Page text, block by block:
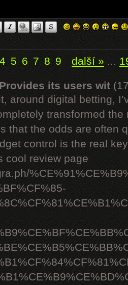
4 5 6 7 8 9 další » ...
Provides its users wit
around digital betting,
transformed
that the odds are often
control is the real
cool review page